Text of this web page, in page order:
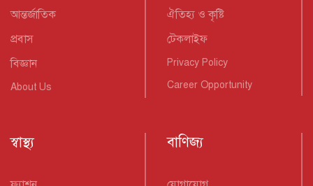
আন্তর্জাতিক
প্রবাস
বিজ্ঞান
About Us
ঐতিহ্য ও কৃষ্টি
টেকলাইফ
Privacy Policy
Career Opportunity
স্বাস্থ্য বাণিজ্য